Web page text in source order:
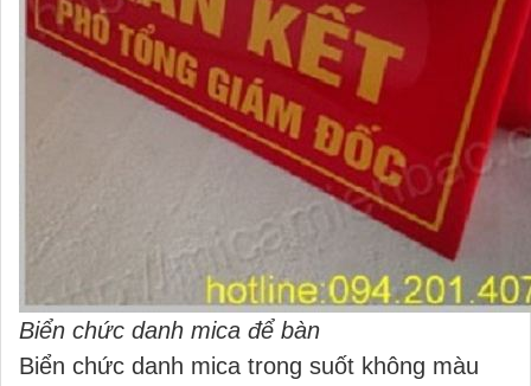
Biển chức danh mica để bàn
Biển chức danh mica trong suốt không màu